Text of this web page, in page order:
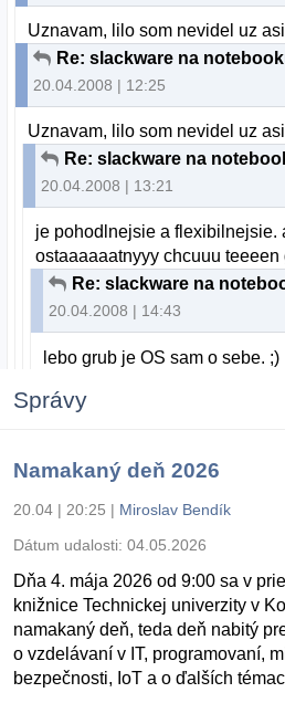
Uznavam, lilo som nevidel uz
Re: slackware na
20.04.2008 | 12:25
Uznavam, lilo som nevidel uz
Re: slackware na
20.04.2008 | 13:21
je pohodlnejsie a flexibilnejsie.
ostaaaaaatnyyy chcuuu teeeen
Re: slackware na
20.04.2008 | 14:43
lebo grub je OS sam o sebe. ;)
Správy
Namakaný deň 2026
20.04 | 20:25 | Miroslav Bendík
Dátum udalosti: 04.05.2026
Dňa 4. mája 2026 od 9:00 sa v
knižnice Technickej univerzity v
namakaný deň, teda deň nabitý
o vzdelávaní v IT, programovaní,
bezpečnosti, IoT a o ďalších